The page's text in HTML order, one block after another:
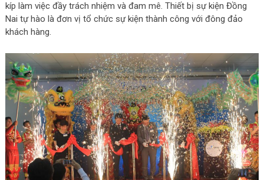
kíp làm việc đầy trách nhiệm và đam mê. Thiết bị sự kiện Đồng
Nai tự hào là đơn vị tổ chức sự kiện thành công với đông đảo
khách hàng.